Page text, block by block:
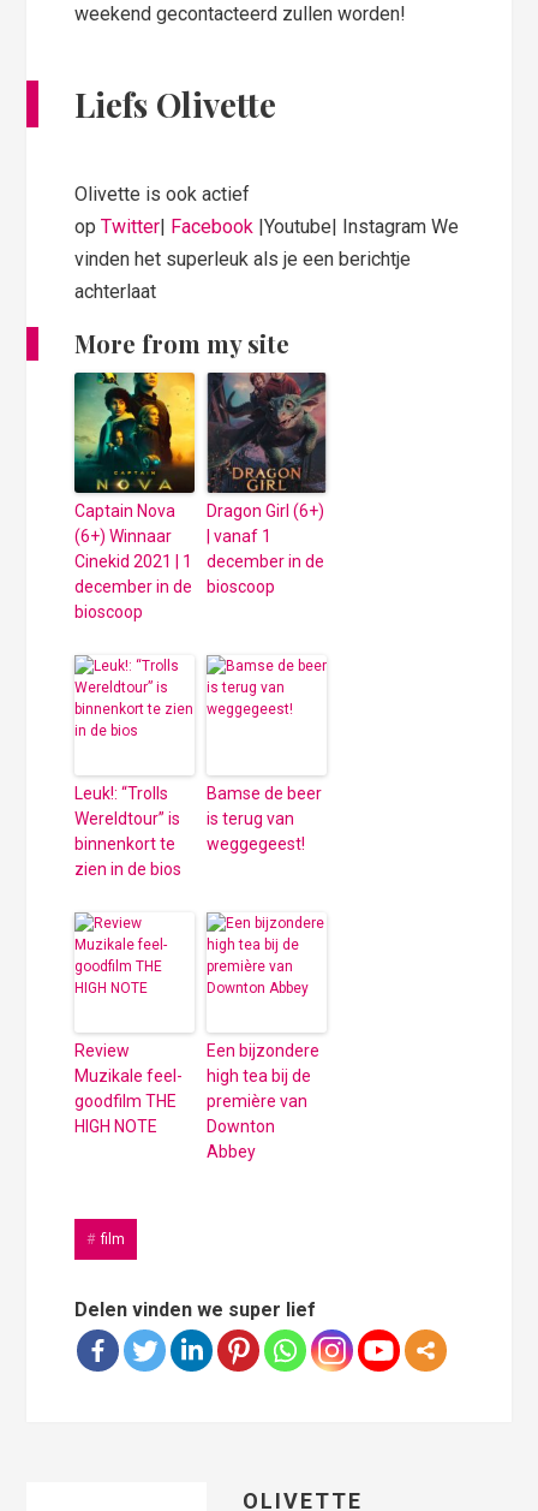
weekend gecontacteerd zullen worden!
Liefs Olivette
Olivette is ook actief
opTwitter| Facebook |Youtube| Instagram We
vinden het superleuk als je een berichtje
achterlaat
More from my site
Captain Nova
(6+) Winnaar
Cinekid 2021 | 1
december in de
bioscoop
Dragon Girl (6+)
| vanaf 1
december in de
bioscoop
Leuk!: “Trolls
Wereldtour” is
binnenkort te
zien in de bios
Bamse de beer
is terug van
weggegeest!
Review
Muzikale feel-
goodfilm THE
HIGH NOTE
Een bijzondere
high tea bij de
première van
Downton
Abbey
film
Delen vinden we super lief
OLIVETTE